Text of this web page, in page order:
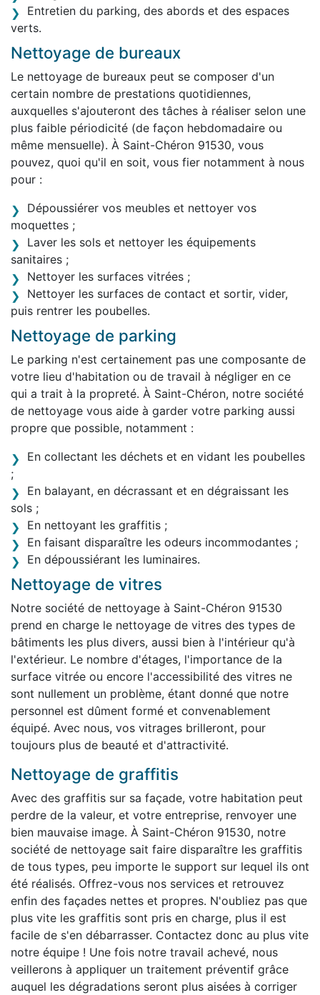
Entretien du parking, des abords et des espaces
verts.
Nettoyage de bureaux
Le nettoyage de bureaux peut se composer d'un
certain nombre de prestations quotidiennes,
auxquelles s'ajouteront des tâches à réaliser selon une
plus faible périodicité (de façon hebdomadaire ou
même mensuelle). À Saint-Chéron 91530, vous
pouvez, quoi qu'il en soit, vous fier notamment à nous
pour :
Dépoussiérer vos meubles et nettoyer vos
moquettes ;
Laver les sols et nettoyer les équipements
sanitaires ;
Nettoyer les surfaces vitrées ;
Nettoyer les surfaces de contact et sortir, vider,
puis rentrer les poubelles.
Nettoyage de parking
Le parking n'est certainement pas une composante de
votre lieu d'habitation ou de travail à négliger en ce
qui a trait à la propreté. À Saint-Chéron, notre société
de nettoyage vous aide à garder votre parking aussi
propre que possible, notamment :
En collectant les déchets et en vidant les poubelles
;
En balayant, en décrassant et en dégraissant les
sols ;
En nettoyant les graffitis ;
En faisant disparaître les odeurs incommodantes ;
En dépoussiérant les luminaires.
Nettoyage de vitres
Notre société de nettoyage à Saint-Chéron 91530
prend en charge le nettoyage de vitres des types de
bâtiments les plus divers, aussi bien à l'intérieur qu'à
l'extérieur. Le nombre d'étages, l'importance de la
surface vitrée ou encore l'accessibilité des vitres ne
sont nullement un problème, étant donné que notre
personnel est dûment formé et convenablement
équipé. Avec nous, vos vitrages brilleront, pour
toujours plus de beauté et d'attractivité.
Nettoyage de graffitis
Avec des graffitis sur sa façade, votre habitation peut
perdre de la valeur, et votre entreprise, renvoyer une
bien mauvaise image. À Saint-Chéron 91530, notre
société de nettoyage sait faire disparaître les graffitis
de tous types, peu importe le support sur lequel ils ont
été réalisés. Offrez-vous nos services et retrouvez
enfin des façades nettes et propres. N'oubliez pas que
plus vite les graffitis sont pris en charge, plus il est
facile de s'en débarrasser. Contactez donc au plus vite
notre équipe ! Une fois notre travail achevé, nous
veillerons à appliquer un traitement préventif grâce
auquel les dégradations seront plus aisées à corriger